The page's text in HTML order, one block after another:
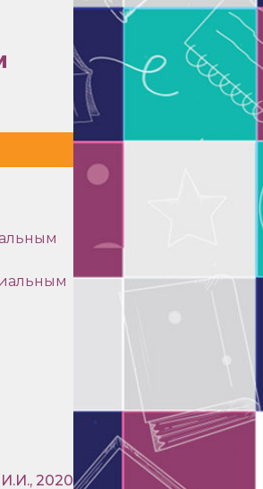
2020